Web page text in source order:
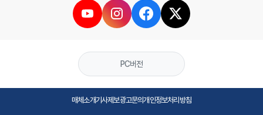
PC버전
매체소개기사제보광고문의개인정보처리방침